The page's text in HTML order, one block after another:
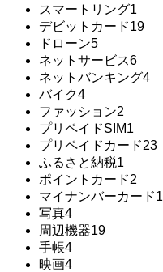
スマートリング1
デビットカード19
ドローン5
ネットサービス6
ネットバンキング4
バイク4
ファッション2
プリペイドSIM1
プリペイドカード23
ふるさと納税1
ポイントカード2
マイナンバーカード1
写真4
周辺機器19
手帳4
映画4